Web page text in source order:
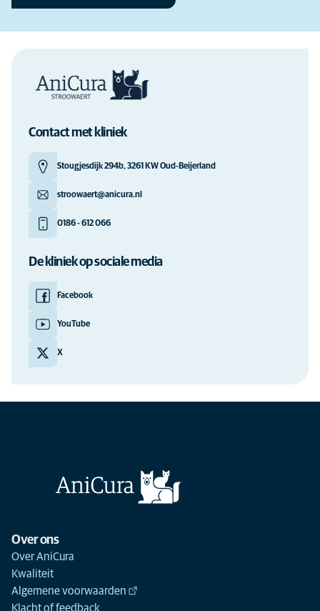
Contact met kliniek
Stougjesdijk 294b, 3261 KW Oud-Beijerland
stroowaert@anicura.nl
0186 - 612 066
De kliniek op sociale media
Facebook
YouTube
X
Over ons
Over AniCura
Kwaliteit
Algemene voorwaarden
Klacht of feedback